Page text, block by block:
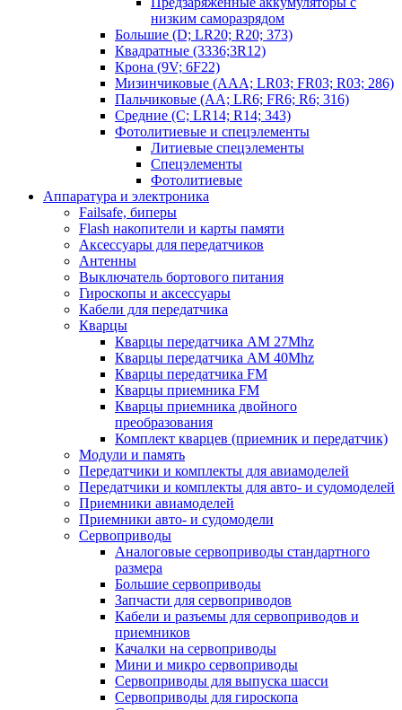
низким саморазрядом
Большие (D; LR20; R20; 373)
Квадратные (3336;3R12)
Крона (9V; 6F22)
Мизинчиковые (AAA; LR03; FR03; R03; 286)
Пальчиковые (AA; LR6; FR6; R6; 316)
Средние (C; LR14; R14; 343)
Фотолитиевые и спецэлементы
Литиевые спецэлементы
Спецэлементы
Фотолитиевые
Аппаратура и электроника
Failsafe, биперы
Flash накопители и карты памяти
Аксессуары для передатчиков
Антенны
Выключатель бортового питания
Гироскопы и аксессуары
Кабели для передатчика
Кварцы
Кварцы передатчика AM 27Mhz
Кварцы передатчика AM 40Mhz
Кварцы передатчика FM
Кварцы приемника FM
Кварцы приемника двойного
преобразования
Комплект кварцев (приемник и передатчик)
Модули и память
Передатчики и комплекты для авиамоделей
Передатчики и комплекты для авто- и судомоделей
Приемники авиамоделей
Приемники авто- и судомодели
Сервоприводы
Аналоговые сервоприводы стандартного
размера
Большие сервоприводы
Запчасти для сервоприводов
Кабели и разъемы для сервоприводов и
приемников
Качалки на сервоприводы
Мини и микро сервоприводы
Сервоприводы для выпуска шасси
Сервоприводы для гироскопа